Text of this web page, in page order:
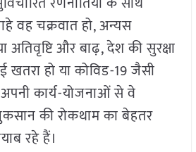
वह चक्रवात हो, अन्यस
अतिवृष्टि और बाढ़, देश की सुरक्षा
हो या कोविड-19 जैसी
अपनी कार्य-योजनाओं से वे
की रोकथाम का बेहतर
रहे हैं।